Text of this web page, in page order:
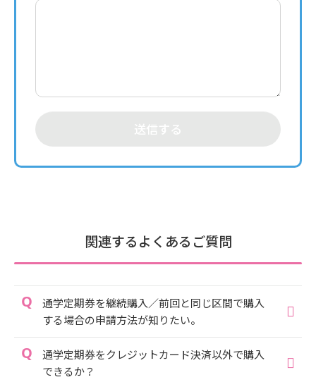
送信する
関連するよくあるご質問
通学定期券を継続購入／前回と同じ区間で購入
する場合の申請方法が知りたい。
通学定期券をクレジットカード決済以外で購入
できるか？